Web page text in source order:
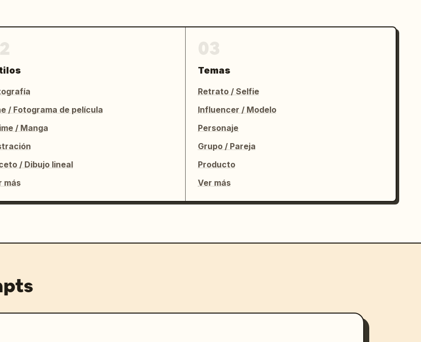
/ Fotograma de película
/ Manga
/ Dibujo lineal
más
Temas
Retrato / Selfie
Influencer / Modelo
Personaje
Grupo / Pareja
Producto
Ver más